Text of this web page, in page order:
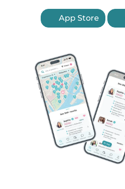
App Store